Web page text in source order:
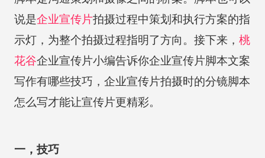
说是企业宣传片拍摄过程中策划和执行方案的指
示灯，为整个拍摄过程指明了方向。接下来， 桃
花谷企业宣传片小编告诉你企业宣传片脚本文案
写作有哪些技巧，企业宣传片拍摄时的分镜脚本
怎么写才能让宣传片更精彩。
一，技巧